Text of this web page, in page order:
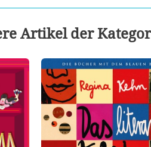
Artikel der